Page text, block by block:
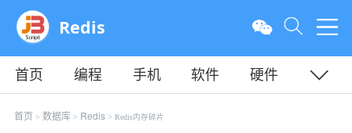
Redis
首页 编程 手机 软件
硬件
教程
平面 服务器
首页 > 数据库> Redis> Redis内存碎片